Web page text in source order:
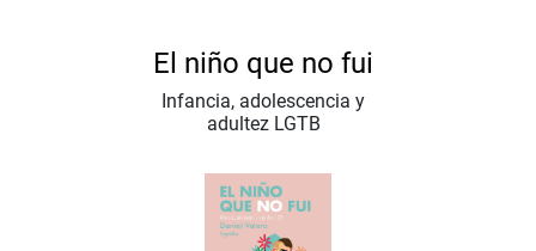
El niño que no fui
Infancia, adolescencia y
adultez LGTB